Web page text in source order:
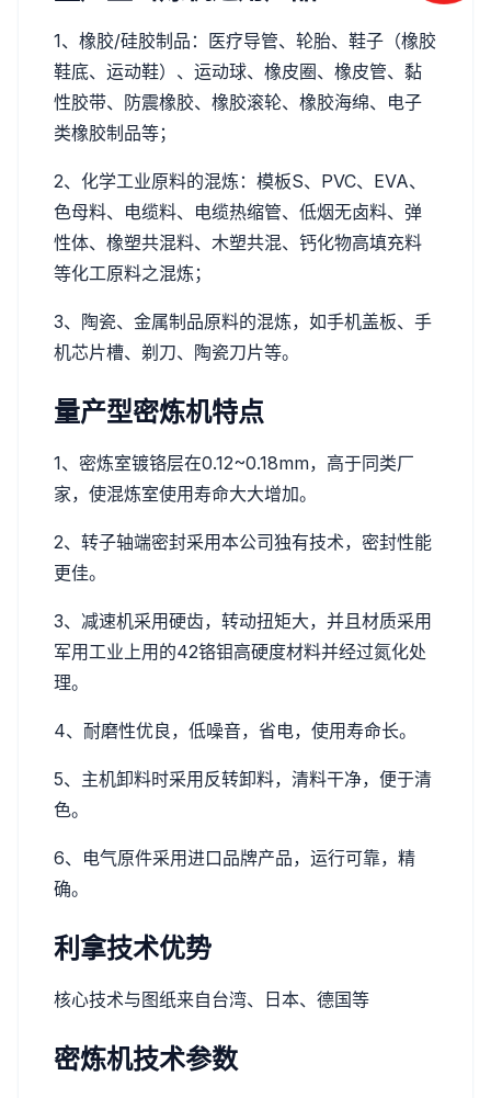
1、橡胶/硅胶制品：医疗导管、轮胎、鞋子（橡胶
鞋底、运动鞋）、运动球、橡皮圈、橡皮管、黏
性胶带、防震橡胶、橡胶滚轮、橡胶海绵、电子
类橡胶制品等；
2、化学工业原料的混炼：模板S、PVC、EVA、
色母料、电缆料、电缆热缩管、低烟无卤料、弹
性体、橡塑共混料、木塑共混、钙化物高填充料
等化工原料之混炼；
3、陶瓷、金属制品原料的混炼，如手机盖板、手
机芯片槽、剃刀、陶瓷刀片等。
量产型密炼机特点
1、密炼室镀铬层在0.12~0.18mm，高于同类厂
家，使混炼室使用寿命大大增加。
2、转子轴端密封采用本公司独有技术，密封性能
更佳。
3、减速机采用硬齿，转动扭矩大，并且材质采用
军用工业上用的42铬钼高硬度材料并经过氮化处
理。
4、耐磨性优良，低噪音，省电，使用寿命长。
5、主机卸料时采用反转卸料，清料干净，便于清
色。
6、电气原件采用进口品牌产品，运行可靠，精
确。
利拿技术优势
核心技术与图纸来自台湾、日本、德国等
密炼机技术参数